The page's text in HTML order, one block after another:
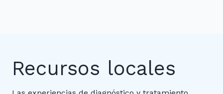
Recursos locales